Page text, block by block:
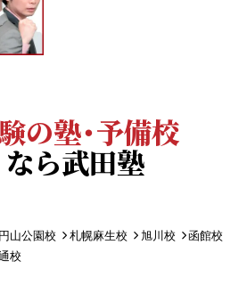
の塾・予備校
ら武田塾
山公園校 札幌麻生校 旭川校
函館校
校